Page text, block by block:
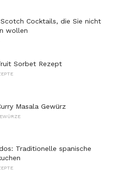
Cocktails, die Sie nicht
wollen
Sorbet Rezept
Masala Gewürz
Traditionelle spanische